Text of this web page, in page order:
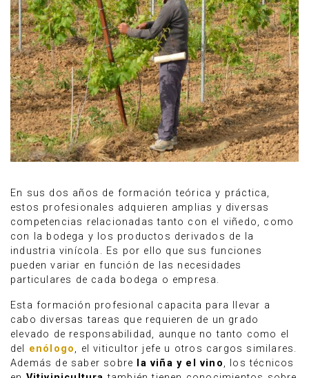
En sus dos años de formación teórica y práctica,
estos profesionales adquieren amplias y diversas
competencias relacionadas tanto con el viñedo, como
con la bodega y los productos derivados de la
industria vinícola. Es por ello que sus funciones
pueden variar en función de las necesidades
particulares de cada bodega o empresa.
Esta formación profesional capacita para llevar a
cabo diversas tareas que requieren de un grado
elevado de responsabilidad, aunque no tanto como el
del enólogo, el viticultor jefe u otros cargos similares.
Además de saber sobre la viña y el vino, los técnicos